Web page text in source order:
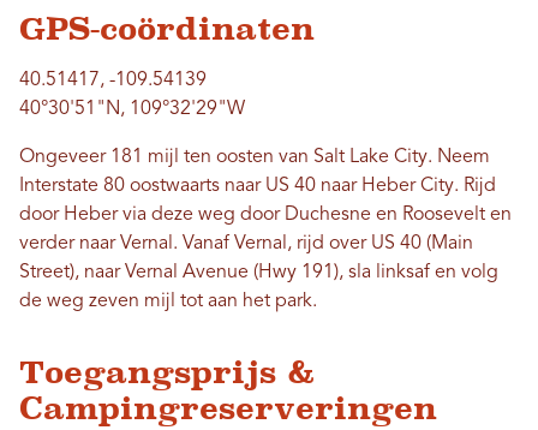
GPS-coördinaten
40.51417, -109.54139
40°30'51"N, 109°32'29"W
Ongeveer 181 mijl ten oosten van Salt Lake City. Neem
Interstate 80 oostwaarts naar US 40 naar Heber City. Rijd
door Heber via deze weg door Duchesne en Roosevelt en
verder naar Vernal. Vanaf Vernal, rijd over US 40 (Main
Street), naar Vernal Avenue (Hwy 191), sla linksaf en volg
de weg zeven mijl tot aan het park.
Toegangsprijs &
Campingreserveringen